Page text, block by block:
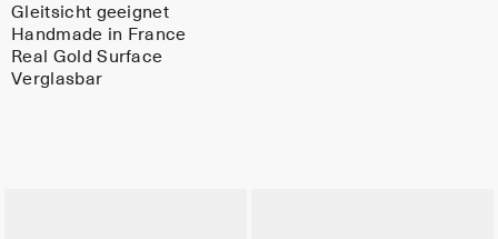
Gleitsicht geeignet
Handmade in France
Real Gold Surface
Verglasbar